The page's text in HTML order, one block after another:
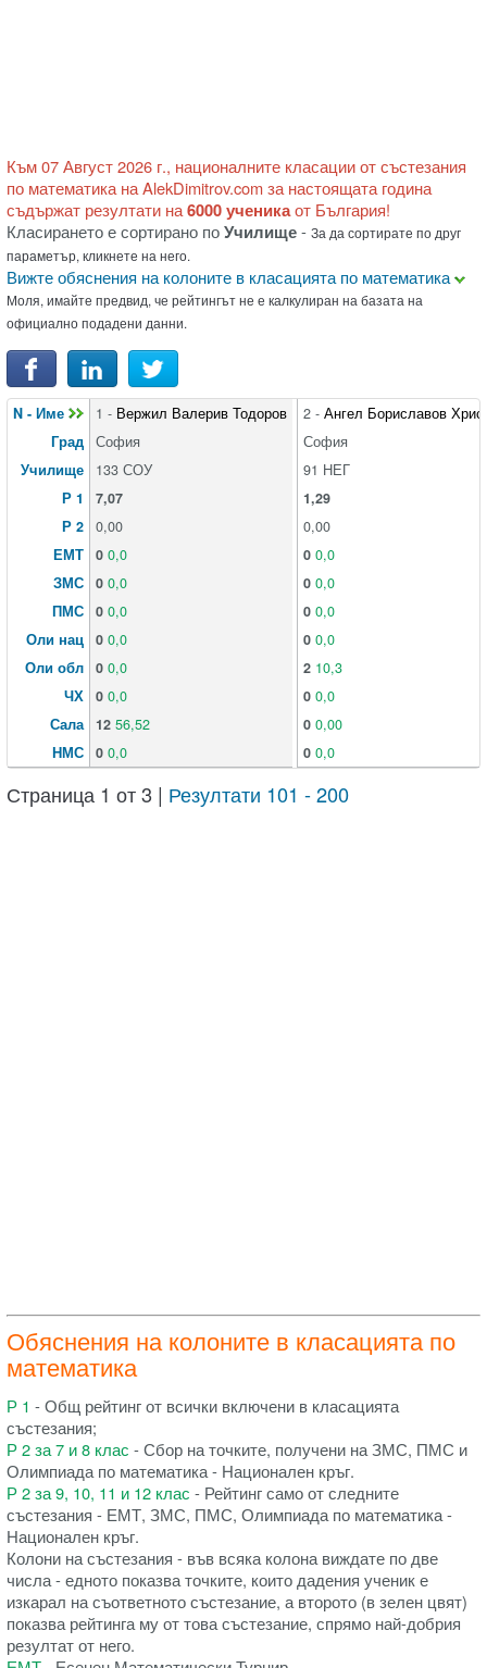
Към 07 Август 2026 г., националните класации от състезания
по математика на AlekDimitrov.com за настоящата година
съдържат резултати на6000 ученикаот България!
Класирането е сортирано поУчилище- За да сортирате по друг
параметър, кликнете на него.
Вижте обяснения на колоните в класацията по математика
Моля, имайте предвид, че рейтингът не е калкулиран на базата на
официално подадени данни.
N - Име
Град
Училище
Р 1
Р 2
ЕМТ
ЗМС
ПМС
Оли нац
Оли обл
ЧХ
Сала
НМС
1 - Вержил Валерив Тодоров
София
133 СОУ
7,07
0,00
0 0,0
0 0,0
0 0,0
0 0,0
0 0,0
0 0,0
12 56,52
0 0,0
2 - Ангел Бориславов
София
91 НЕГ
1,29
0,00
0 0,0
0 0,0
0 0,0
0 0,0
2 10,3
0 0,0
0 0,00
0 0,0
Страница 1 от 3 | Резултати 101 - 200
Обяснения на колоните в класацията по
математика
Р 1 - Общ рейтинг от всички включени в класацията
състезания;
Р 2 за 7 и 8 клас - Сбор на точките, получени на ЗМС, ПМС и
Олимпиада по математика - Национален кръг.
Р 2 за 9, 10, 11 и 12 клас - Рейтинг само от следните
състезания - ЕМТ, ЗМС, ПМС, Олимпиада по математика -
Национален кръг.
Колони на състезания - във всяка колона виждате по две
числа - едното показва точките, които дадения ученик е
изкарал на съответното състезание, а второто (в зелен цвят)
показва рейтинга му от това състезание, спрямо най-добрия
резултат от него.